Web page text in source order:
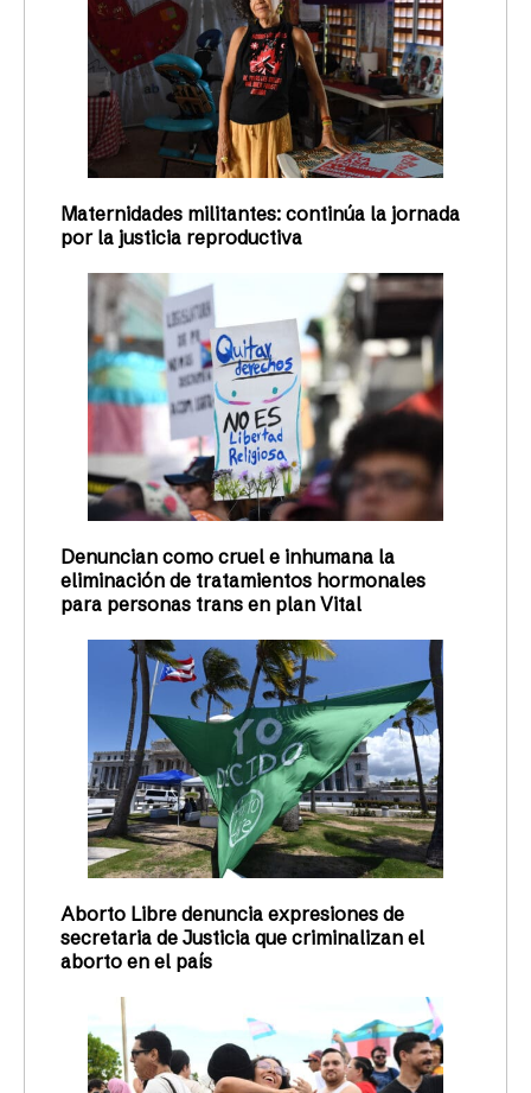
Maternidades militantes: continúa la jornada
por la justicia reproductiva
Denuncian como cruel e inhumana la
eliminación de tratamientos hormonales
para personas trans en plan Vital
Aborto Libre denuncia expresiones de
secretaria de Justicia que criminalizan el
aborto en el país